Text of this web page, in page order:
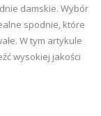
damskie. Wybór
spodnie, które
W tym artykule
wysokiej jakości